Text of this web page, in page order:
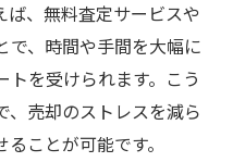
、無料査定サービスや
で、時間や手間を大幅に
を受けられます。こう
、売却のストレスを減ら
ことが可能です。